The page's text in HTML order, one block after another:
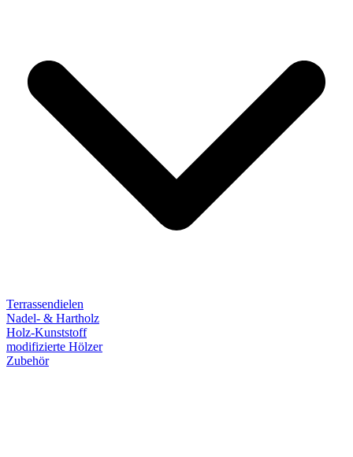
Terrassendielen
Nadel- & Hartholz
Holz-Kunststoff
modifizierte Hölzer
Zubehör